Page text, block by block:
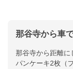
那谷寺から車
那谷寺から距離
パンケーキ2枚（